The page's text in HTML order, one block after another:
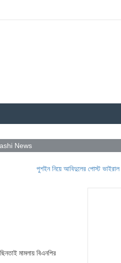
News
পুশইন নিয়ে আবিদুলের পোস্ট ভাইরাল|পুশ-
মামলায় বিএনপির